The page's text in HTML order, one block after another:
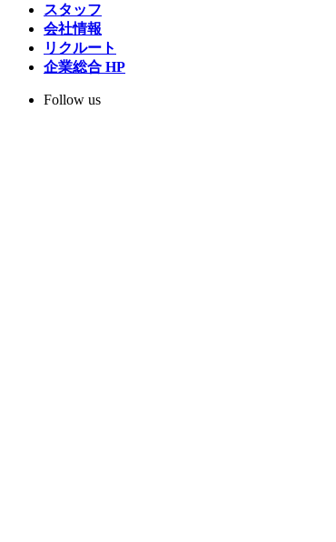
スタッフ
会社情報
リクルート
企業総合 HP
Follow us